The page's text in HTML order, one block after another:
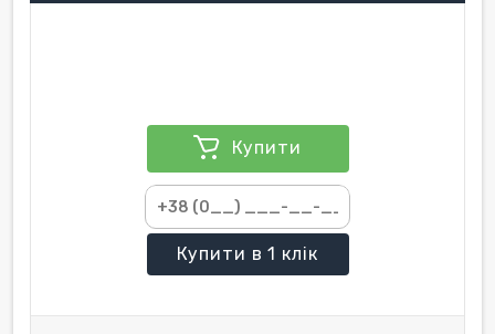
Купити
Купити в 1 клік